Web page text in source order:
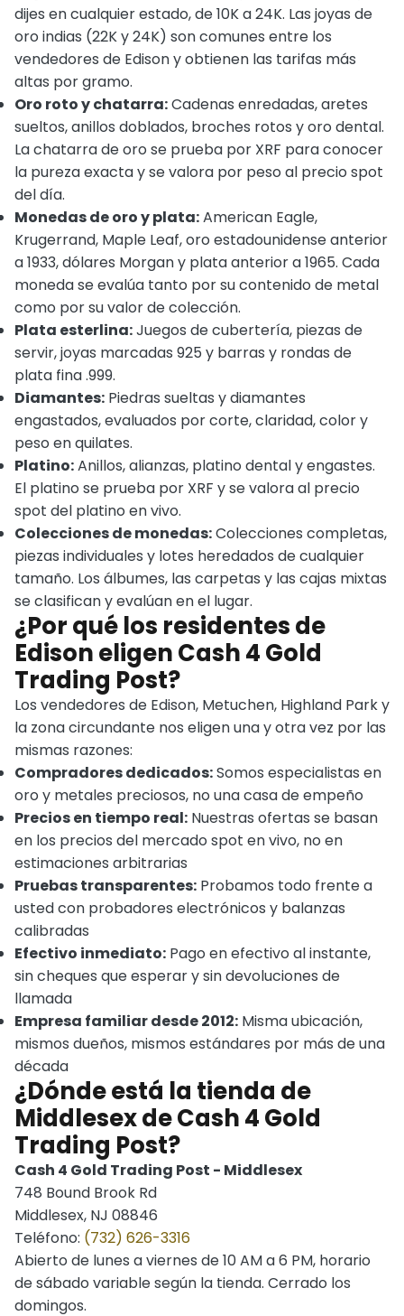
dijes en cualquier estado, de 10K a 24K. Las joyas de
oro indias (22K y 24K) son comunes entre los
vendedores de Edison y obtienen las tarifas más
altas por gramo.
Oro roto y chatarra:Cadenas enredadas, aretes
sueltos, anillos doblados, broches rotos y oro dental.
La chatarra de oro se prueba por XRF para conocer
la pureza exacta y se valora por peso al precio spot
del día.
Monedas de oro y plata:American Eagle,
Krugerrand, Maple Leaf, oro estadounidense anterior
a 1933, dólares Morgan y plata anterior a 1965. Cada
moneda se evalúa tanto por su contenido de metal
como por su valor de colección.
Plata esterlina:Juegos de cubertería, piezas de
servir, joyas marcadas 925 y barras y rondas de
plata fina .999.
Diamantes: Piedras sueltas y diamantes
engastados, evaluados por corte, claridad, color y
peso en quilates.
Platino:Anillos, alianzas, platino dental y engastes.
El platino se prueba por XRF y se valora al precio
spot del platino en vivo.
Colecciones de monedas:Colecciones completas,
piezas individuales y lotes heredados de cualquier
tamaño. Los álbumes, las carpetas y las cajas mixtas
se clasifican y evalúan en el lugar.
¿Por qué los residentes de
Edison eligen Cash 4 Gold
Trading Post?
Los vendedores de Edison, Metuchen, Highland Park y
la zona circundante nos eligen una y otra vez por las
mismas razones:
Compradores dedicados:Somos especialistas en
oro y metales preciosos, no una casa de empeño
Precios en tiempo real: Nuestras ofertas se basan
en los precios del mercado spot en vivo, no en
estimaciones arbitrarias
Pruebas transparentes: Probamos todo frente a
usted con probadores electrónicos y balanzas
calibradas
Efectivo inmediato: Pago en efectivo al instante,
sin cheques que esperar y sin devoluciones de
llamada
Empresa familiar desde 2012: Misma ubicación,
mismos dueños, mismos estándares por más de una
década
¿Dónde está la tienda de
Middlesex de Cash 4 Gold
Trading Post?
Cash 4 Gold Trading Post - Middlesex
748 Bound Brook Rd
Middlesex, NJ 08846
Teléfono: (732) 626-3316
Abierto de lunes a viernes de 10 AM a 6 PM, horario
de sábado variable según la tienda. Cerrado los
domingos.